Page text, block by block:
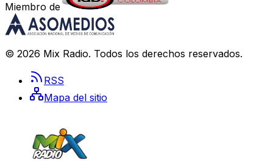
Miembro de
© 2026 Mix Radio. Todos los derechos reservados.
RSS
Mapa del sitio